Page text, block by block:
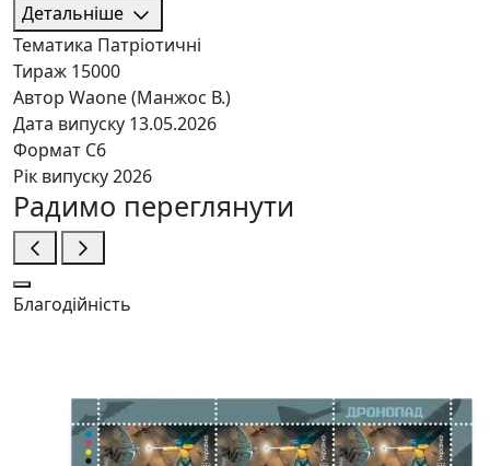
Детальніше
Тематика Патріотичні
Тираж 15000
Автор Waone (Манжос В.)
Дата випуску 13.05.2026
Формат C6
Рік випуску2026
Радимо переглянути
Благодійність